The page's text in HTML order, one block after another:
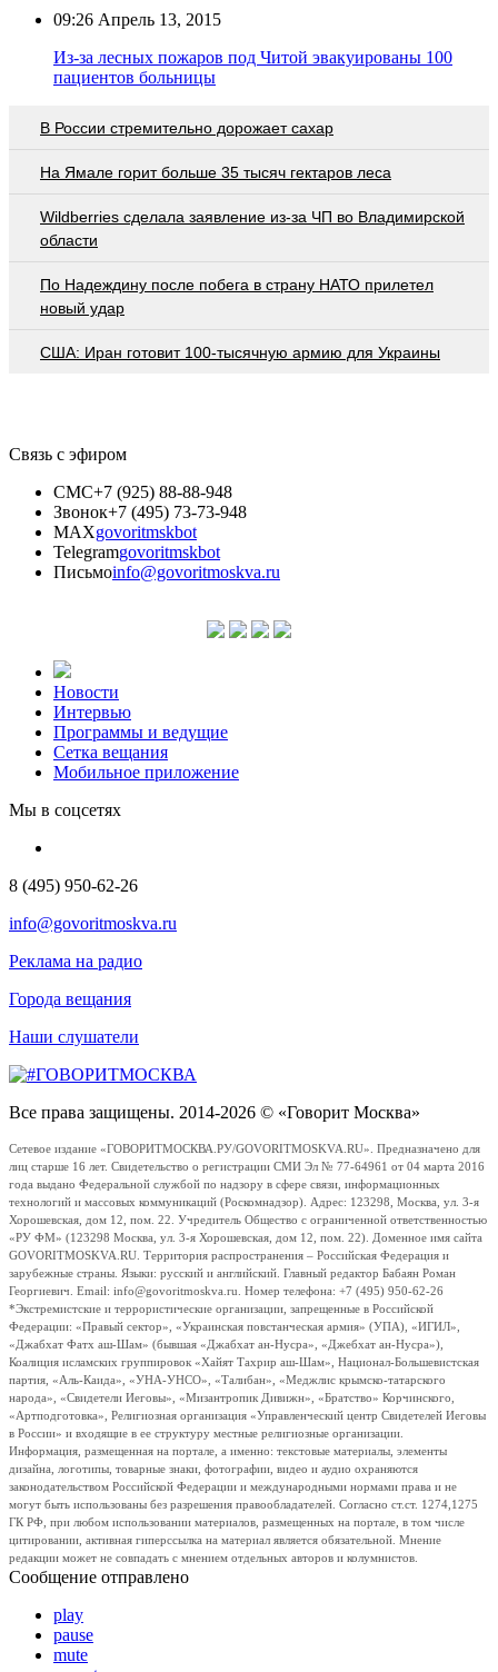
09:26 Апрель 13, 2015
Из-за лесных пожаров под Читой эвакуированы 100
пациентов больницы
В России стремительно дорожает сахар
На Ямале горит больше 35 тысяч гектаров леса
Wildberries cделала заявление из-за ЧП во Владимирской
области
По Надеждину после побега в страну НАТО прилетел
новый удар
США: Иран готовит 100-тысячную армию для Украины
Связь с эфиром
СМС+7 (925) 88-88-948
Звонок+7 (495) 73-73-948
MAXgovoritmskbot
Telegramgovoritmskbot
Письмоinfo@govoritmoskva.ru
Новости
Интервью
Программы и ведущие
Сетка вещания
Мобильное приложение
Мы в соцсетях
8 (495) 950-62-26
info@govoritmoskva.ru
Реклама на радио
Города вещания
Наши слушатели
Все права защищены. 2014-2026 © «Говорит Москва»
Сетевое издание «ГОВОРИТМОСКВА.РУ/GOVORITMOSKVA.RU». Предназначено для
лиц старше 16 лет. Свидетельство о регистрации СМИ Эл № 77-64961 от 04 марта 2016
года выдано Федеральной службой по надзору в сфере связи, информационных
технологий и массовых коммуникаций (Роскомнадзор). Адрес: 123298, Москва, ул. 3-я
Хорошевская, дом 12, пом. 22. Учредитель Общество с ограниченной ответственностью
«РУ ФМ» (123298 Москва, ул. 3-я Хорошевская, дом 12, пом. 22). Доменное имя сайта
GOVORITMOSKVA.RU. Территория распространения – Российская Федерация и
зарубежные страны. Языки: русский и английский. Главный редактор Бабаян Роман
Георгиевич. Email: info@govoritmoskva.ru. Номер телефона: +7 (495) 950-62-26
*Экстремистские и террористические организации, запрещенные в Российской
Федерации: «Правый сектор», «Украинская повстанческая армия» (УПА), «ИГИЛ»,
«Джабхат Фатх аш-Шам» (бывшая «Джабхат ан-Нусра», «Джебхат ан-Нусра»),
Коалиция исламских группировок «Хайят Тахрир аш-Шам», Национал-Большевистская
партия, «Аль-Каида», «УНА-УНСО», «Талибан», «Меджлис крымско-татарского
народа», «Свидетели Иеговы», «Мизантропик Дивижн», «Братство» Корчинского,
«Артподготовка», Религиозная организация «Управленческий центр Свидетелей Иеговы
в России» и входящие в ее структуру местные религиозные организации.
Информация, размещенная на портале, а именно: текстовые материалы, элементы
дизайна, логотипы, товарные знаки, фотографии, видео и аудио охраняются
законодательством Российской Федерации и международными нормами права и не
могут быть использованы без разрешения правообладателей. Согласно ст.ст. 1274,1275
ГК РФ, при любом использовании материалов, размещенных на портале, в том числе
цитировании, активная гиперссылка на материал является обязательной. Мнение
редакции может не совпадать с мнением отдельных авторов и колумнистов.
Сообщение отправлено
play
pause
mute